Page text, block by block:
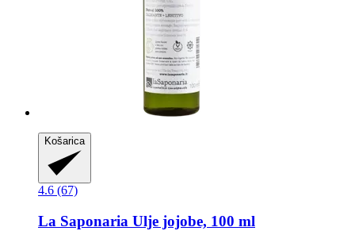
Košarica
4.6 (67)
La Saponaria Ulje jojobe, 100 ml